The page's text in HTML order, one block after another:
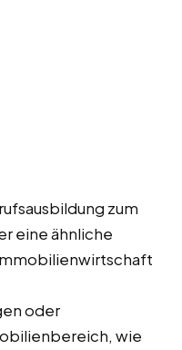
zum
eine ähnliche
oder
wie